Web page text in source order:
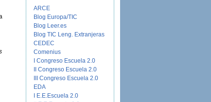
ARCE
Blog Europa/TIC
Blog Leer.es
Blog TIC Leng. Extranjeras
CEDEC
Comenius
I Congreso Escuela 2.0
II Congreso Escuela 2.0
III Congreso Escuela 2.0
EDA
I E.E.Escuela 2.0